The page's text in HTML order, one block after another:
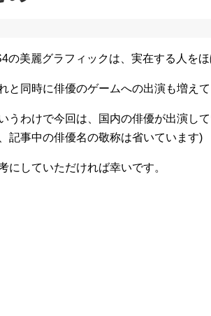
の美麗グラフィックは、実在する人を
と同時に俳優のゲームへの出演も増えて
うわけで今回は、国内の俳優が出演し
記事中の俳優名の敬称は省いています)
にしていただければ幸いです。